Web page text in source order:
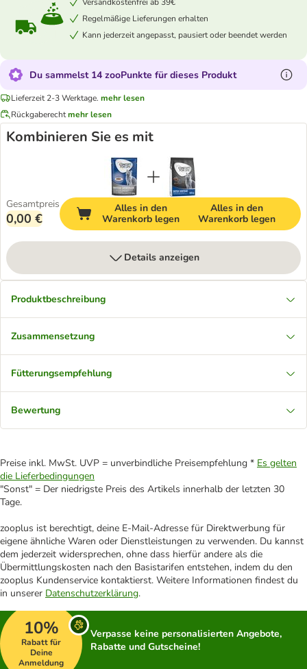
Regelmäßige Lieferungen erhalten
Kann jederzeit angepasst, pausiert oder beendet werden
Du sammelst 14 zooPunkte für dieses Produkt
Lieferzeit 2-3 Werktage. mehr lesen
Rückgaberechtmehr lesen
Kombinieren Sie es mit
Gesamtpreis
0,00 €
Alles in den
Warenkorb legen
Alles in den
Warenkorb legen
Details anzeigen
Produktbeschreibung
Zusammensetzung
Fütterungsempfehlung
Bewertung
Preise inkl. MwSt. UVP = unverbindliche Preisempfehlung * Es gelten
die Lieferbedingungen
"Sonst" = Der niedrigste Preis des Artikels innerhalb der letzten 30
Tage.
zooplus ist berechtigt, deine E-Mail-Adresse für Direktwerbung für
eigene ähnliche Waren oder Dienstleistungen zu verwenden. Du kannst
dem jederzeit widersprechen, ohne dass hierfür andere als die
Übermittlungskosten nach den Basistarifen entstehen, indem du den
zooplus Kundenservice kontaktierst. Weitere Informationen findest du
in unserer Datenschutzerklärung.
10%
Rabatt für
Deine
Anmeldung
Verpasse keine personalisierten Angebote,
Rabatte und Gutscheine!